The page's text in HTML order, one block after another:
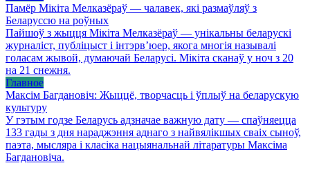
Памёр Мікіта Мелказёраў — чалавек, які размаўляў з
Беларуссю на роўных
Пайшоў з жыцця Мікіта Мелказёраў — унікальны беларускі
журналіст, публіцыст і інтэрв’юер, якога многія называлі
голасам жывой, думаючай Беларусі. Мікіта сканаў у ноч з 20
на 21 снежня.
Главное
Максім Багдановіч: Жыццё, творчасць і ўплыў на беларускую
культуру
У гэтым годзе Беларусь адзначае важную дату — спаўняецца
133 гады з дня нараджэння аднаго з найвялікшых сваіх сыноў,
паэта, мысляра і класіка нацыянальнай літаратуры Максіма
Багдановіча.